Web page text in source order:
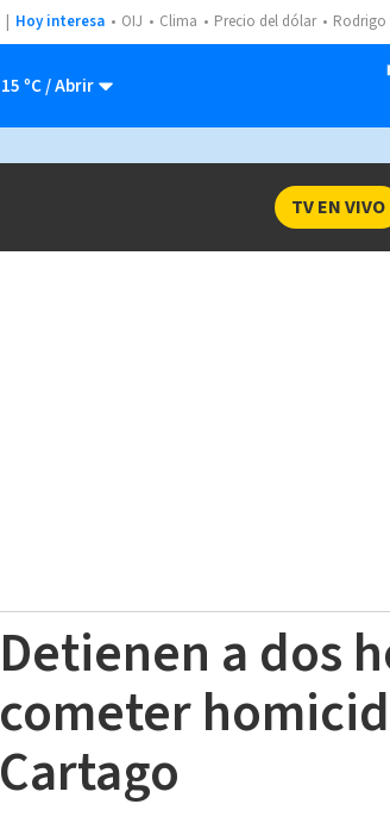
Hoy interesa OIJ Clima Precio del dólar Rodrigo
15 ºC
TV EN VIVO
Detienen a dos
cometer
Cartago